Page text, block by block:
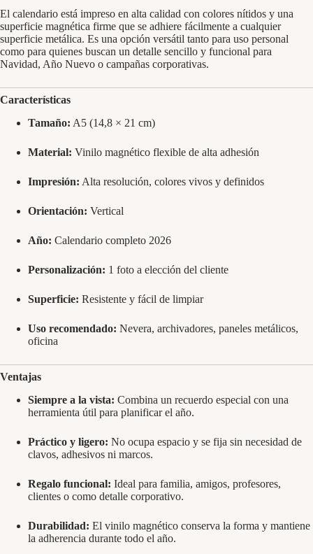
El calendario está impreso en alta calidad con colores nítidos y una
superficie magnética firme que se adhiere fácilmente a cualquier
superficie metálica. Es una opción versátil tanto para uso personal
como para quienes buscan un detalle sencillo y funcional para
Navidad, Año Nuevo o campañas corporativas.
Características
Tamaño: A5 (14,8 × 21 cm)
Material: Vinilo magnético flexible de alta adhesión
Impresión: Alta resolución, colores vivos y definidos
Orientación: Vertical
Año: Calendario completo 2026
Personalización: 1 foto a elección del cliente
Superficie: Resistente y fácil de limpiar
Uso recomendado: Nevera, archivadores, paneles metálicos,
oficina
Ventajas
Siempre a la vista: Combina un recuerdo especial con una
herramienta útil para planificar el año.
Práctico y ligero: No ocupa espacio y se fija sin necesidad de
clavos, adhesivos ni marcos.
Regalo funcional: Ideal para familia, amigos, profesores,
clientes o como detalle corporativo.
Durabilidad: El vinilo magnético conserva la forma y mantiene
la adherencia durante todo el año.